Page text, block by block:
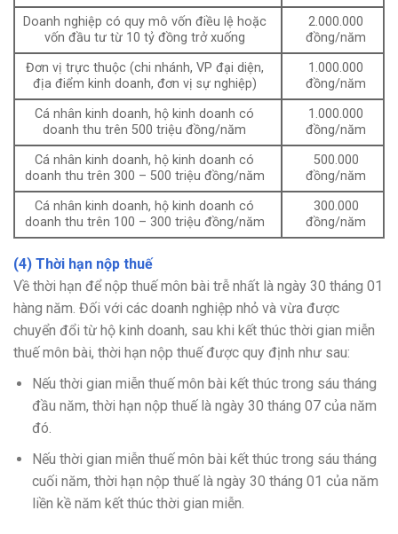
Doanh nghiệp có quy mô vốn điều lệ hoặc
vốn đầu tư từ 10 tỷ đồng trở xuống
2.000.000
đồng/năm
Đơn vị trực thuộc (chi nhánh, VP đại diện,
địa điểm kinh doanh, đơn vị sự nghiệp)
1.000.000
đồng/năm
Cá nhân kinh doanh, hộ kinh doanh có
doanh thu trên 500 triệu đồng/năm
1.000.000
đồng/năm
Cá nhân kinh doanh, hộ kinh doanh có
doanh thu trên 300 – 500 triệu đồng/năm
500.000
đồng/năm
Cá nhân kinh doanh, hộ kinh doanh có
doanh thu trên 100 – 300 triệu đồng/năm
300.000
đồng/năm
(4) Thời hạn nộp thuế
Về thời hạn để nộp thuế môn bài trễ nhất là ngày 30 tháng 01
hàng năm. Đối với các doanh nghiệp nhỏ và vừa được
chuyển đổi từ hộ kinh doanh, sau khi kết thúc thời gian miễn
thuế môn bài, thời hạn nộp thuế được quy định như sau:
Nếu thời gian miễn thuế môn bài kết thúc trong sáu tháng
đầu năm, thời hạn nộp thuế là ngày 30 tháng 07 của năm
đó.
Nếu thời gian miễn thuế môn bài kết thúc trong sáu tháng
cuối năm, thời hạn nộp thuế là ngày 30 tháng 01 của năm
liền kề năm kết thúc thời gian miễn.